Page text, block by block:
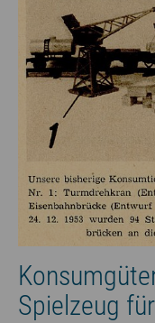
Spielzeug